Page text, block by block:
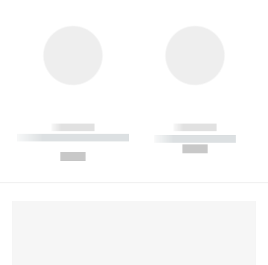
------------
----------- ----------- --------
------------
----------- -----------